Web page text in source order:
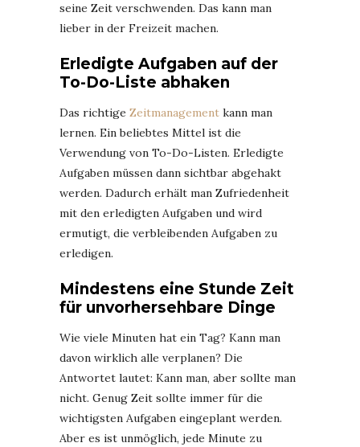
seine Zeit verschwenden. Das kann man
lieber in der Freizeit machen.
Erledigte Aufgaben auf der
To-Do-Liste abhaken
Das richtige Zeitmanagement kann man
lernen. Ein beliebtes Mittel ist die
Verwendung von To-Do-Listen. Erledigte
Aufgaben müssen dann sichtbar abgehakt
werden. Dadurch erhält man Zufriedenheit
mit den erledigten Aufgaben und wird
ermutigt, die verbleibenden Aufgaben zu
erledigen.
Mindestens eine Stunde Zeit
für unvorhersehbare Dinge
Wie viele Minuten hat ein Tag? Kann man
davon wirklich alle verplanen? Die
Antwortet lautet: Kann man, aber sollte man
nicht. Genug Zeit sollte immer für die
wichtigsten Aufgaben eingeplant werden.
Aber es ist unmöglich, jede Minute zu